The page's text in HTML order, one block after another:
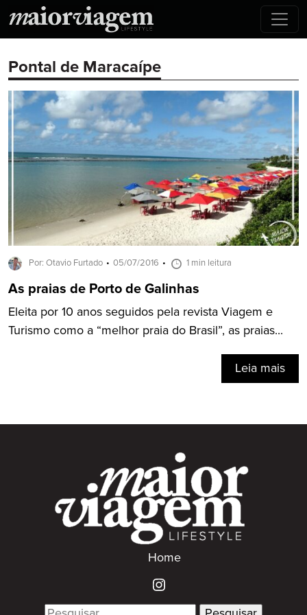
Pontal de Maracaípe
Por: Otavio Furtado 05/07/2016 1 min leitura
As praias de Porto de Galinhas
Eleita por 10 anos seguidos pela revista Viagem e
Turismo como a “melhor praia do Brasil”, as praias...
Leia mais
Home
Search